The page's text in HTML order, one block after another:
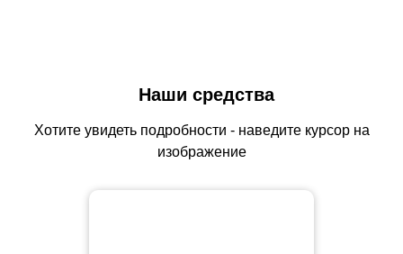
Наши средства
Хотите увидеть подробности - наведите курсор на
изображение